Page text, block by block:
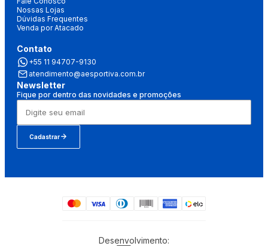
Nossas Lojas
Dúvidas Frequentes
Venda por Atacado
Contato
+55 11 94707-9130
atendimento@aesportiva.com.br
Newsletter
Fique por dentro das novidades e promoções
Cadastrar
Desenvolvimento: